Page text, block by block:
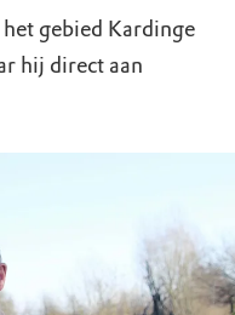
gebied Kardinge
hij direct aan